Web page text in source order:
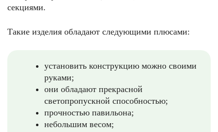
секциями.
Такие изделия обладают следующими плюсами:
установить конструкцию можно своими
руками;
они обладают прекрасной
светопропускной способностью;
прочностью павильона;
небольшим весом;